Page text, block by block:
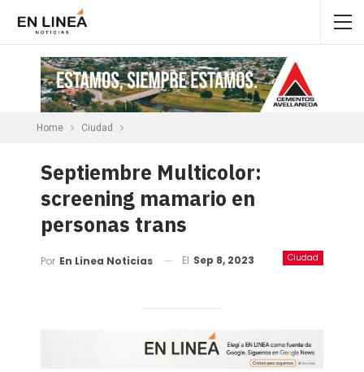
Home Ciudad
Septiembre Multicolor:
screening mamario en
personas trans
Ciudad
Por En Linea Noticias El Sep 8, 2023